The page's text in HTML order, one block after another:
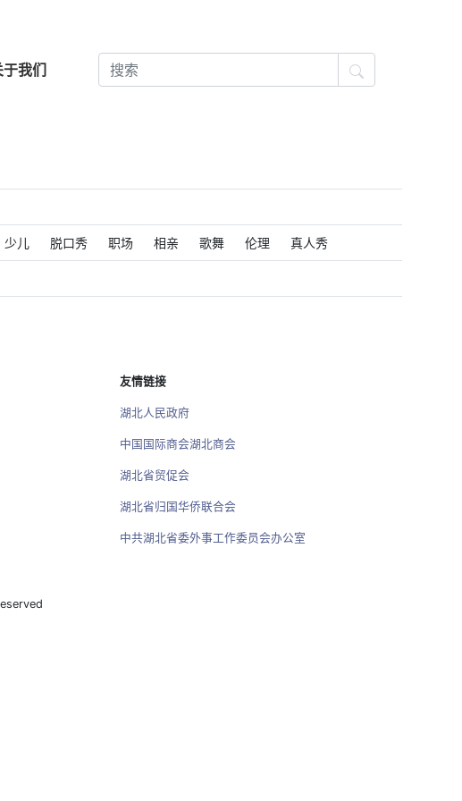
于我们
少儿 脱口秀 职场 相亲 歌舞 伦理 真人秀
友情链接
湖北人民政府
中国国际商会湖北商会
湖北省贸促会
湖北省归国华侨联合会
中共湖北省委外事工作委员会办公室